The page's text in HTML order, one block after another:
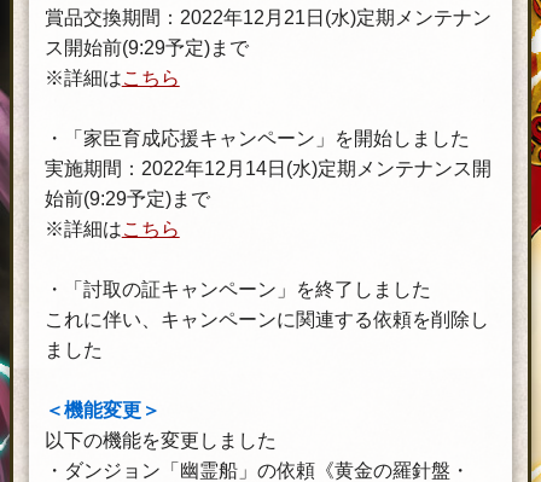
賞品交換期間：2022年12月21日(水)定期メンテナン
ス開始前(9:29予定)まで
※詳細はこちら
・「家臣育成応援キャンペーン」を開始しました
実施期間：2022年12月14日(水)定期メンテナンス開
始前(9:29予定)まで
※詳細はこちら
・「討取の証キャンペーン」を終了しました
これに伴い、キャンペーンに関連する依頼を削除し
ました
＜機能変更＞
以下の機能を変更しました
・ダンジョン「幽霊船」の依頼《黄金の羅針盤・